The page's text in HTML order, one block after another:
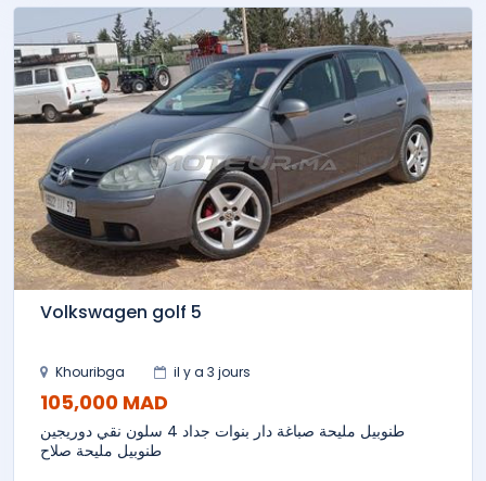
Volkswagen golf 5
Khouribga il y a 3 jours
105,000 MAD
طنوبيل مليحة صباغة دار بنوات جداد 4 سلون نقي دوريجين
طنوبيل مليحة صلاح